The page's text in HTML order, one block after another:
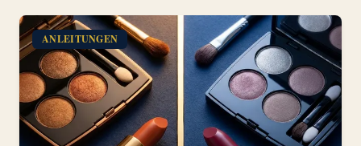
ANLEITUNGEN